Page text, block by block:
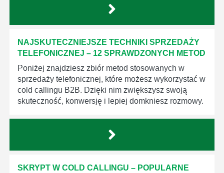
NAJSKUTECZNIEJSZE TECHNIKI SPRZEDAŻY
TELEFONICZNEJ – 12 SPRAWDZONYCH METOD
Poniżej znajdziesz zbiór metod stosowanych w
sprzedaży telefonicznej, które możesz wykorzystać w
cold callingu B2B. Dzięki nim zwiększysz swoją
skuteczność, konwersję i lepiej domkniesz rozmowy.
SKRYPT W COLD CALLINGU – POPULARNE